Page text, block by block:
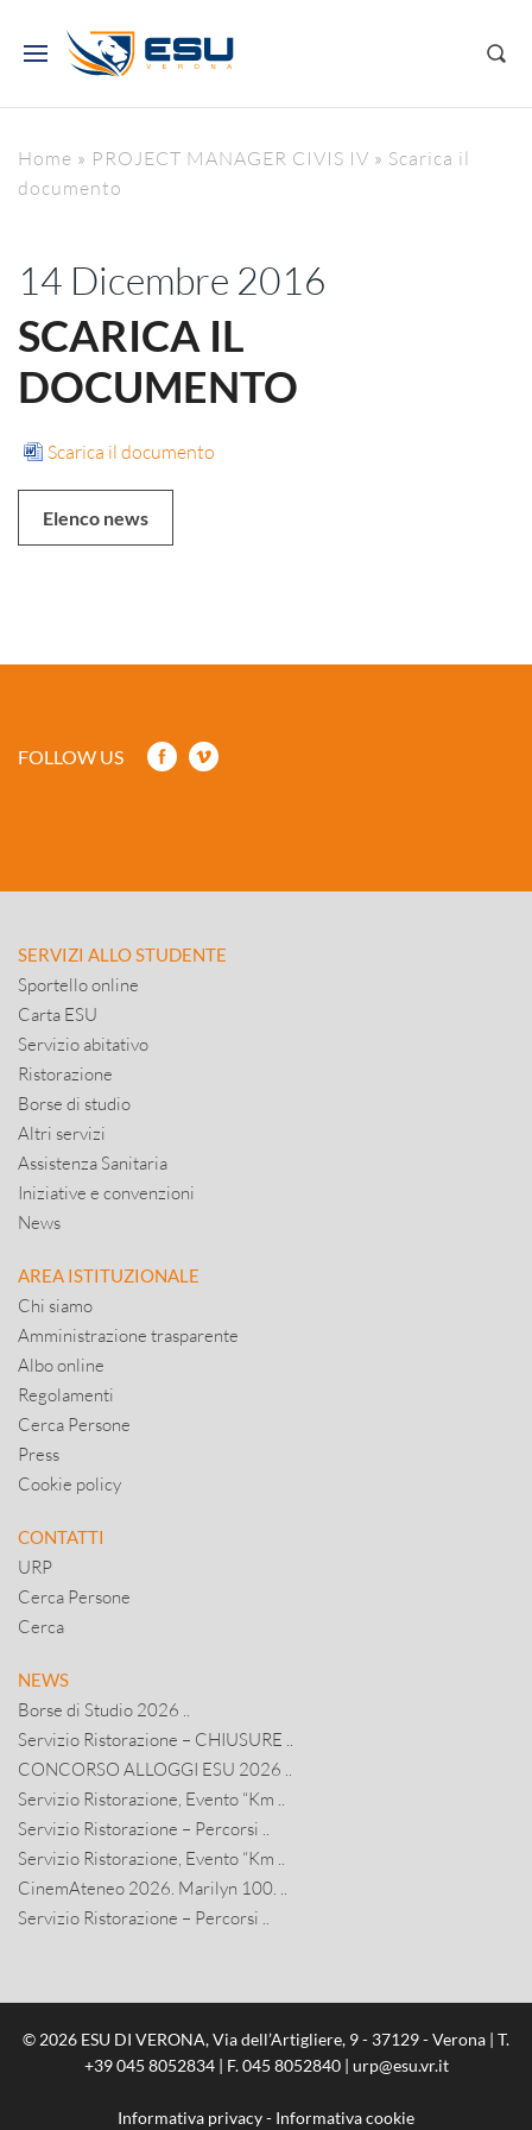
Home » PROJECT MANAGER CIVIS IV » Scarica il
documento
14 Dicembre 2016
SCARICA IL
DOCUMENTO
Scarica il documento
Elenco news
FOLLOW US
SERVIZI ALLO STUDENTE
Sportello online
Carta ESU
Servizio abitativo
Ristorazione
Borse di studio
Altri servizi
Assistenza Sanitaria
Iniziative e convenzioni
News
AREA ISTITUZIONALE
Chi siamo
Amministrazione trasparente
Albo online
Regolamenti
Cerca Persone
Press
Cookie policy
CONTATTI
URP
Cerca Persone
Cerca
NEWS
Borse di Studio 2026 ..
Servizio Ristorazione – CHIUSURE ..
CONCORSO ALLOGGI ESU 2026 ..
Servizio Ristorazione, Evento “Km ..
Servizio Ristorazione – Percorsi ..
Servizio Ristorazione, Evento “Km ..
CinemAteneo 2026. Marilyn 100. ..
Servizio Ristorazione – Percorsi ..
© 2026 ESU DI VERONA, Via dell’Artigliere, 9 - 37129 - Verona | T.
+39 045 8052834| F. 045 8052840 | urp@esu.vr.it
Informativa privacy- Informativa cookie